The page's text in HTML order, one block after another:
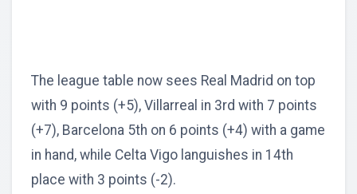
The league table now sees Real Madrid on top
with 9 points (+5), Villarreal in 3rd with 7 points
(+7), Barcelona 5th on 6 points (+4) with a game
in hand, while Celta Vigo languishes in 14th
place with 3 points (-2).